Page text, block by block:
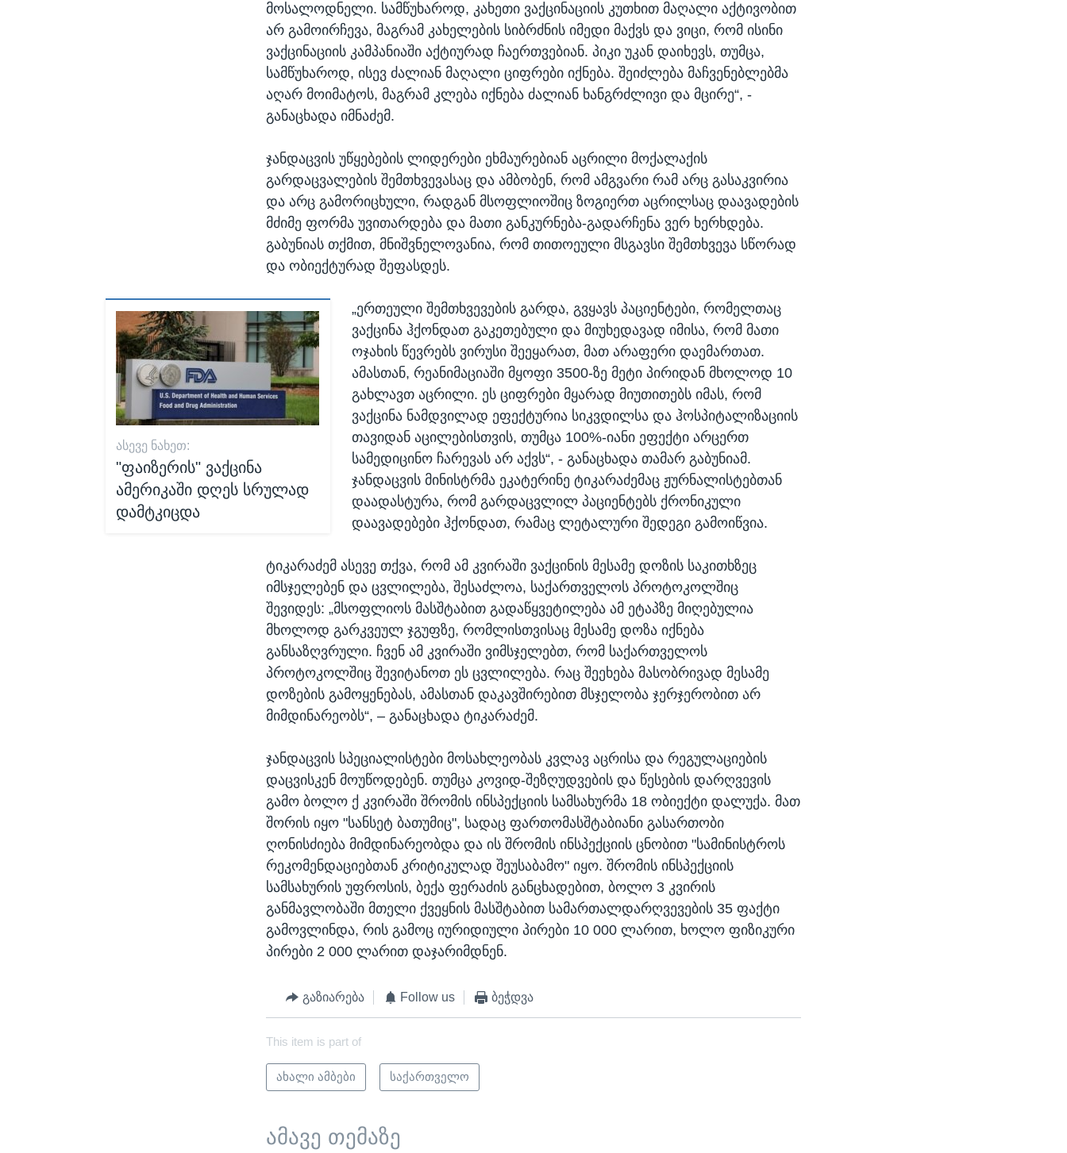
მოსალოდნელი. სამწუხაროდ, კახეთი ვაქცინაციის კუთხით მაღალი აქტივობით
არ გამოირჩევა, მაგრამ კახელების სიბრძნის იმედი მაქვს და ვიცი, რომ ისინი
ვაქცინაციის კამპანიაში აქტიურად ჩაერთვებიან. პიკი უკან დაიხევს, თუმცა,
სამწუხაროდ, ისევ ძალიან მაღალი ციფრები იქნება. შეიძლება მაჩვენებლებმა
აღარ მოიმატოს, მაგრამ კლება იქნება ძალიან ხანგრძლივი და მცირე“, -
განაცხადა იმნაძემ.
ჯანდაცვის უწყებების ლიდერები ეხმაურებიან აცრილი მოქალაქის
გარდაცვალების შემთხვევასაც და ამბობენ, რომ ამგვარი რამ არც გასაკვირია
და არც გამორიცხული, რადგან მსოფლიოშიც ზოგიერთ აცრილსაც დაავადების
მძიმე ფორმა უვითარდება და მათი განკურნება-გადარჩენა ვერ ხერხდება.
გაბუნიას თქმით, მნიშვნელოვანია, რომ თითოეული მსგავსი შემთხვევა სწორად
და ობიექტურად შეფასდეს.
ᲐᲡᲔᲕᲔ ᲜᲐᲮᲔᲗ:
"ფაიზერის" ვაქცინა
ამერიკაში დღეს სრულად
დამტკიცდა
„ერთეული შემთხვევების გარდა, გვყავს პაციენტები, რომელთაც
ვაქცინა ჰქონდათ გაკეთებული და მიუხედავად იმისა, რომ მათი
ოჯახის წევრებს ვირუსი შეეყარათ, მათ არაფერი დაემართათ.
ამასთან, რეანიმაციაში მყოფი 3500-ზე მეტი პირიდან მხოლოდ 10
გახლავთ აცრილი. ეს ციფრები მყარად მიუთითებს იმას, რომ
ვაქცინა ნამდვილად ეფექტურია სიკვდილსა და ჰოსპიტალიზაციის
თავიდან აცილებისთვის, თუმცა 100%-იანი ეფექტი არცერთ
სამედიცინო ჩარევას არ აქვს“, - განაცხადა თამარ გაბუნიამ.
ჯანდაცვის მინისტრმა ეკატერინე ტიკარაძემაც ჟურნალისტებთან
დაადასტურა, რომ გარდაცვლილ პაციენტებს ქრონიკული
დაავადებები ჰქონდათ, რამაც ლეტალური შედეგი გამოიწვია.
ტიკარაძემ ასევე თქვა, რომ ამ კვირაში ვაქცინის მესამე დოზის საკითხზეც
იმსჯელებენ და ცვლილება, შესაძლოა, საქართველოს პროტოკოლშიც
შევიდეს: „მსოფლიოს მასშტაბით გადაწყვეტილება ამ ეტაპზე მიღებულია
მხოლოდ გარკვეულ ჯგუფზე, რომლისთვისაც მესამე დოზა იქნება
განსაზღვრული. ჩვენ ამ კვირაში ვიმსჯელებთ, რომ საქართველოს
პროტოკოლშიც შევიტანოთ ეს ცვლილება. რაც შეეხება მასობრივად მესამე
დოზების გამოყენებას, ამასთან დაკავშირებით მსჯელობა ჯერჯერობით არ
მიმდინარეობს“, – განაცხადა ტიკარაძემ.
ჯანდაცვის სპეციალისტები მოსახლეობას კვლავ აცრისა და რეგულაციების
დაცვისკენ მოუწოდებენ. თუმცა კოვიდ-შეზღუდვების და წესების დარღვევის
გამო ბოლო ქ კვირაში შრომის ინსპექციის სამსახურმა 18 ობიექტი დალუქა. მათ
შორის იყო "სანსეტ ბათუმიც", სადაც ფართომასშტაბიანი გასართობი
ღონისძიება მიმდინარეობდა და ის შრომის ინსპექციის ცნობით "სამინისტროს
რეკომენდაციებთან კრიტიკულად შეუსაბამო" იყო. შრომის ინსპექციის
სამსახურის უფროსის, ბექა ფერაძის განცხადებით, ბოლო 3 კვირის
განმავლობაში მთელი ქვეყნის მასშტაბით სამართალდარღვევების 35 ფაქტი
გამოვლინდა, რის გამოც იურიდიული პირები 10 000 ლარით, ხოლო ფიზიკური
პირები 2 000 ლარით დაჯარიმდნენ.
გაზიარება Follow us ბეჭდვა
This item is part of
ახალი ამბები საქართველო
ამავე თემაზე